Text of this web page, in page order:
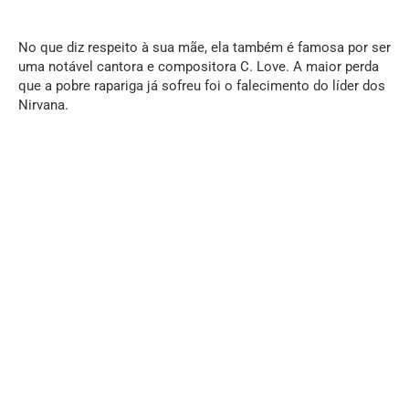
No que diz respeito à sua mãe, ela também é famosa por ser
uma notável cantora e compositora C. Love. A maior perda
que a pobre rapariga já sofreu foi o falecimento do líder dos
Nirvana.